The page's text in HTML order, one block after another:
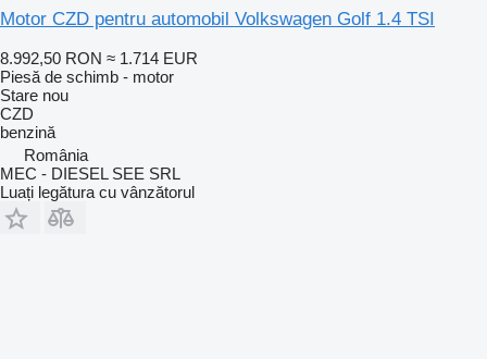
Motor CZD pentru automobil Volkswagen Golf 1.4 TSI
8.992,50 RON ≈ 1.714 EUR
Piesă de schimb - motor
Stare nou
CZD
benzină
România
MEC - DIESEL SEE SRL
Luați legătura cu vânzătorul